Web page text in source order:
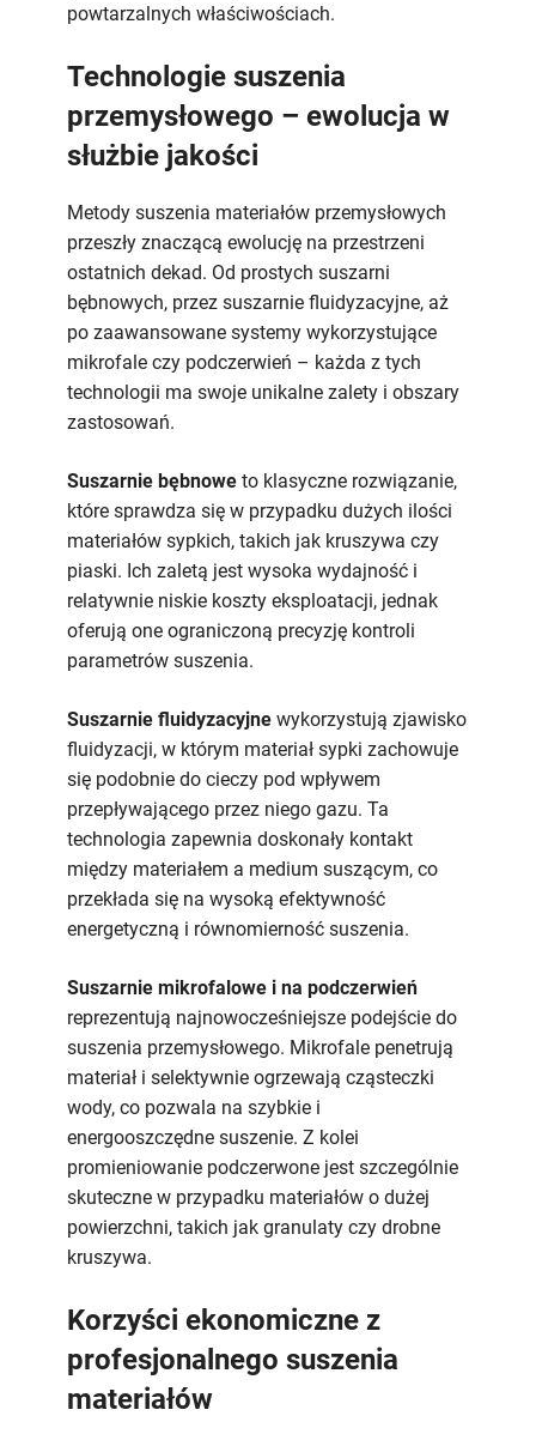
powtarzalnych właściwościach.
Technologie suszenia
przemysłowego – ewolucja w
służbie jakości
Metody suszenia materiałów przemysłowych
przeszły znaczącą ewolucję na przestrzeni
ostatnich dekad. Od prostych suszarni
bębnowych, przez suszarnie fluidyzacyjne, aż
po zaawansowane systemy wykorzystujące
mikrofale czy podczerwień – każda z tych
technologii ma swoje unikalne zalety i obszary
zastosowań.
Suszarnie bębnowe to klasyczne rozwiązanie,
które sprawdza się w przypadku dużych ilości
materiałów sypkich, takich jak kruszywa czy
piaski. Ich zaletą jest wysoka wydajność i
relatywnie niskie koszty eksploatacji, jednak
oferują one ograniczoną precyzję kontroli
parametrów suszenia.
Suszarnie fluidyzacyjne wykorzystują zjawisko
fluidyzacji, w którym materiał sypki zachowuje
się podobnie do cieczy pod wpływem
przepływającego przez niego gazu. Ta
technologia zapewnia doskonały kontakt
między materiałem a medium suszącym, co
przekłada się na wysoką efektywność
energetyczną i równomierność suszenia.
Suszarnie mikrofalowe i na podczerwień
reprezentują najnowocześniejsze podejście do
suszenia przemysłowego. Mikrofale penetrują
materiał i selektywnie ogrzewają cząsteczki
wody, co pozwala na szybkie i
energooszczędne suszenie. Z kolei
promieniowanie podczerwone jest szczególnie
skuteczne w przypadku materiałów o dużej
powierzchni, takich jak granulaty czy drobne
kruszywa.
Korzyści ekonomiczne z
profesjonalnego suszenia
materiałów